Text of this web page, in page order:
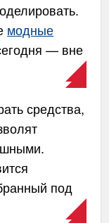
модные
— вне
средства,
под